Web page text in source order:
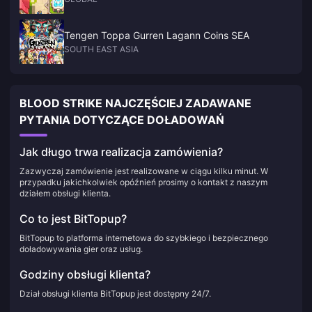
Tengen Toppa Gurren Lagann Coins SEA
SOUTH EAST ASIA
BLOOD STRIKE NAJCZĘŚCIEJ ZADAWANE
PYTANIA DOTYCZĄCE DOŁADOWAŃ
Jak długo trwa realizacja zamówienia?
Zazwyczaj zamówienie jest realizowane w ciągu kilku minut. W
przypadku jakichkolwiek opóźnień prosimy o kontakt z naszym
działem obsługi klienta.
Co to jest BitTopup?
BitTopup to platforma internetowa do szybkiego i bezpiecznego
doładowywania gier oraz usług.
Godziny obsługi klienta?
Dział obsługi klienta BitTopup jest dostępny 24/7.